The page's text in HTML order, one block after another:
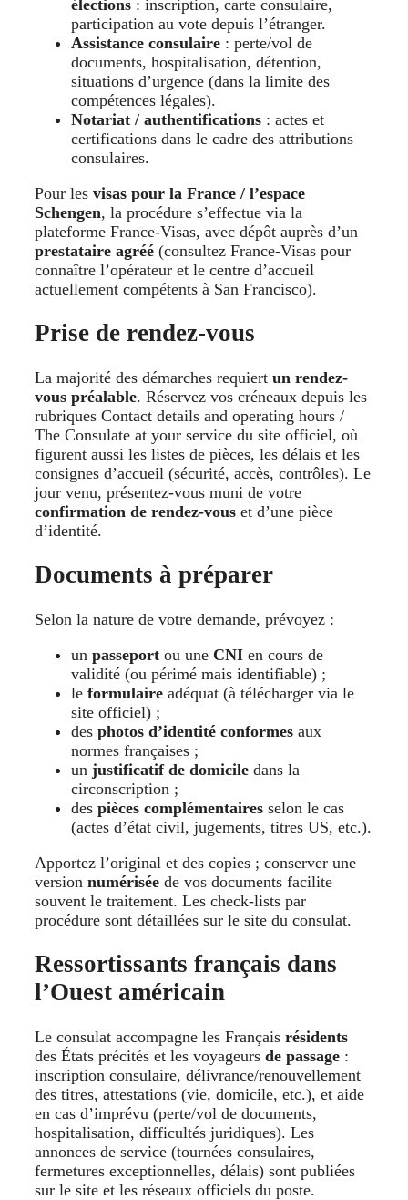
élections : inscription, carte consulaire,
participation au vote depuis l’étranger.
Assistance consulaire : perte/vol de
documents, hospitalisation, détention,
situations d’urgence (dans la limite des
compétences légales).
Notariat / authentifications : actes et
certifications dans le cadre des attributions
consulaires.
Pour les visas pour la France / l’espace
Schengen, la procédure s’effectue via la
plateforme France-Visas, avec dépôt auprès d’un
prestataire agréé (consultez France-Visas pour
connaître l’opérateur et le centre d’accueil
actuellement compétents à San Francisco).
Prise de rendez-vous
La majorité des démarches requiert un rendez-
vous préalable. Réservez vos créneaux depuis les
rubriques Contact details and operating hours /
The Consulate at your service du site officiel, où
figurent aussi les listes de pièces, les délais et les
consignes d’accueil (sécurité, accès, contrôles). Le
jour venu, présentez-vous muni de votre
confirmation de rendez-vous et d’une pièce
d’identité.
Documents à préparer
Selon la nature de votre demande, prévoyez :
un passeport ou une CNI en cours de
validité (ou périmé mais identifiable) ;
le formulaire adéquat (à télécharger via le
site officiel) ;
des photos d’identité conformes aux
normes françaises ;
un justificatif de domicile dans la
circonscription ;
des pièces complémentaires selon le cas
(actes d’état civil, jugements, titres US, etc.).
Apportez l’original et des copies ; conserver une
version numérisée de vos documents facilite
souvent le traitement. Les check-lists par
procédure sont détaillées sur le site du consulat.
Ressortissants français dans
l’Ouest américain
Le consulat accompagne les Français résidents
des États précités et les voyageurs de passage :
inscription consulaire, délivrance/renouvellement
des titres, attestations (vie, domicile, etc.), et aide
en cas d’imprévu (perte/vol de documents,
hospitalisation, difficultés juridiques). Les
annonces de service (tournées consulaires,
fermetures exceptionnelles, délais) sont publiées
sur le site et les réseaux officiels du poste.